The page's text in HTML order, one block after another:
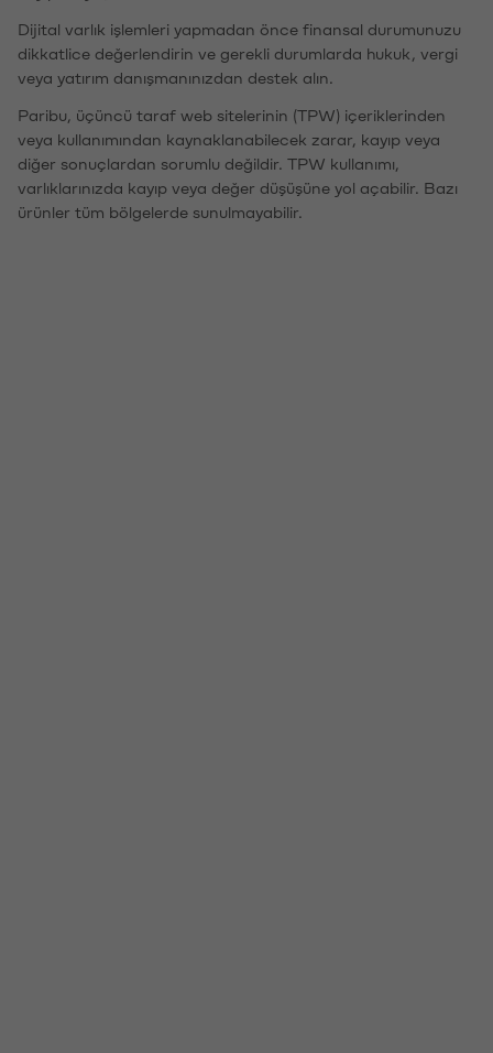
Dijital varlık işlemleri yapmadan önce finansal durumunuzu
dikkatlice değerlendirin ve gerekli durumlarda hukuk, vergi
veya yatırım danışmanınızdan destek alın.
Paribu, üçüncü taraf web sitelerinin (TPW) içeriklerinden
veya kullanımından kaynaklanabilecek zarar, kayıp veya
diğer sonuçlardan sorumlu değildir. TPW kullanımı,
varlıklarınızda kayıp veya değer düşüşüne yol açabilir. Bazı
ürünler tüm bölgelerde sunulmayabilir.